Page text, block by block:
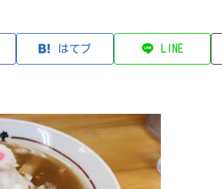
はてブ LINE